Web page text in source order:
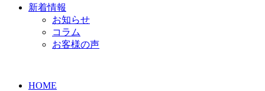
新着情報
お知らせ
コラム
お客様の声
HOME